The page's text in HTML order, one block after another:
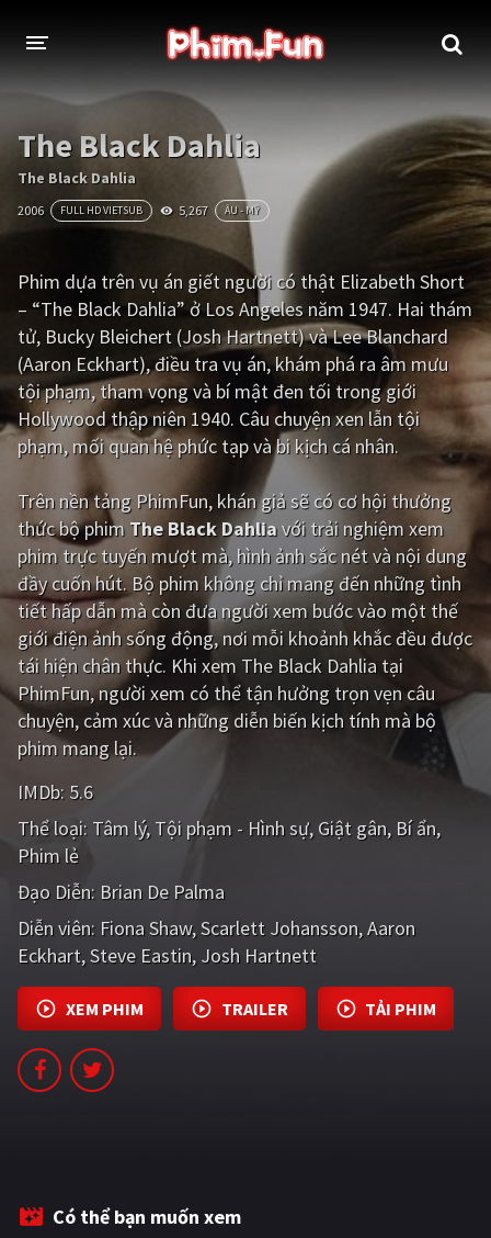
Thần thoại - Cổ trang Hành động
Tâm lý Chiến tranh
Kinh dị Tội phạm - Hình sự
Phiêu lưu Hài hước
Viễn tưởng Khoa học - Tài liệu
Hoạt hình Thể thao
Tình cảm - Lãng mạn Kỳ ảo
Giật gân Gia đình
Lịch sử
Viễn Tây Tiểu sử
GameShow DramaTV
QUỐC GIA
Trung Quốc - Hồng Kông
Ấn Độ
Tổng hợp
CẬP NHẬT
PHIM MỚI
PHIM BỘ
PHIM LẺ
BLOG
The Black Dahlia
The Black Dahlia
2006 FULL HD VIETSUB 5,267 ÂU - MỸ
Phim dựa trên vụ án giết người có thật Elizabeth Short
– “The Black Dahlia” ở Los Angeles năm 1947. Hai thám
tử, Bucky Bleichert (Josh Hartnett) và Lee Blanchard
(Aaron Eckhart), điều tra vụ án, khám phá ra âm mưu
tội phạm, tham vọng và bí mật đen tối trong giới
Hollywood thập niên 1940. Câu chuyện xen lẫn tội
phạm, mối quan hệ phức tạp và bi kịch cá nhân.
Trên nền tảng PhimFun, khán giả sẽ có cơ hội thưởng
thức bộ phim The Black Dahliavới trải nghiệm xem
phim trực tuyến mượt mà, hình ảnh sắc nét và nội dung
đầy cuốn hút. Bộ phim không chỉ mang đến những tình
tiết hấp dẫn mà còn đưa người xem bước vào một thế
giới điện ảnh sống động, nơi mỗi khoảnh khắc đều được
tái hiện chân thực. Khi xem The Black Dahlia tại
PhimFun, người xem có thể tận hưởng trọn vẹn câu
chuyện, cảm xúc và những diễn biến kịch tính mà bộ
phim mang lại.
IMDb: 5.6
Thể loại: Tâm lý Tội phạm - Hình sự Giật gân Bí ẩn
Phim lẻ
Đạo Diễn: Brian De Palma
Diễn viên: Fiona Shaw Scarlett Johansson Aaron
Eckhart Steve Eastin Josh Hartnett
XEM PHIM TRAILER TẢI PHIM
Có thể bạn muốn xem